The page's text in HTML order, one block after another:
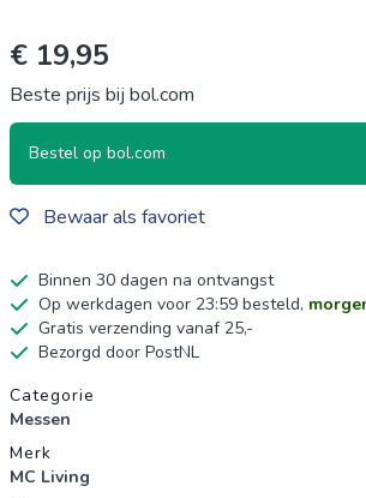
€ 19,95
Beste prijs bij bol.com
Bestel op bol.com
Bewaar als favoriet
Binnen 30 dagen na ontvangst
Op werkdagen voor 23:59 besteld,
Gratis verzending vanaf 25,-
Bezorgd door PostNL
Productgegevens
Categorie
Messen
Merk
MC Living